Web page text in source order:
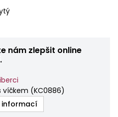
nám zlepšit online
víčkem (KC0886)
informací